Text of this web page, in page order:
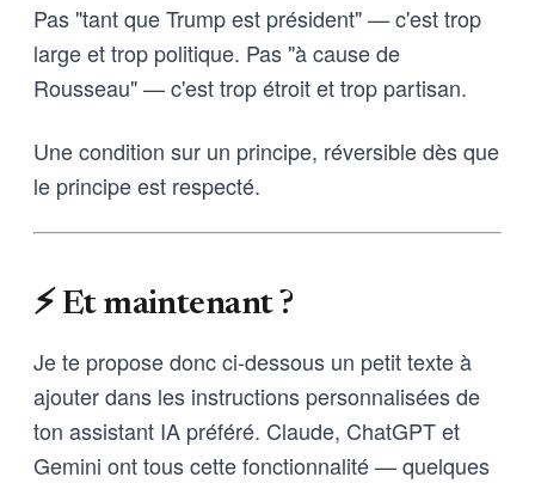
Pas "tant que Trump est président" — c'est trop
large et trop politique. Pas "à cause de
Rousseau" — c'est trop étroit et trop partisan.
Une condition sur un principe, réversible dès que
le principe est respecté.
⚡ Et maintenant ?
Je te propose donc ci-dessous un petit texte à
ajouter dans les instructions personnalisées de
ton assistant IA préféré. Claude, ChatGPT et
Gemini ont tous cette fonctionnalité — quelques